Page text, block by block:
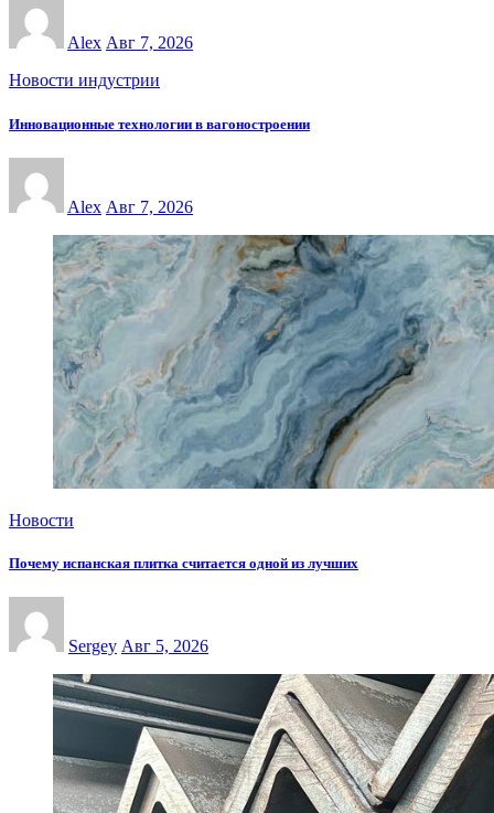
Alex Авг 7, 2026
Новости индустрии
Инновационные технологии в вагоностроении
Alex Авг 7, 2026
Новости
Почему испанская плитка считается одной из лучших
Sergey Авг 5, 2026